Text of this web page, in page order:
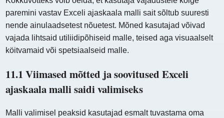
paremini vastav Exceli ajaskaala malli sait sõltub suuresti
nende ainulaadsetest nõuetest. Mõned kasutajad võivad
vajada lihtsaid utiliidipõhiseid malle, teised aga visuaalselt
köitvamaid või spetsiaalseid malle.
11.1 Viimased mõtted ja soovitused Exceli
ajaskaala malli saidi valimiseks
Malli valimisel peaksid kasutajad esmalt tuvastama oma